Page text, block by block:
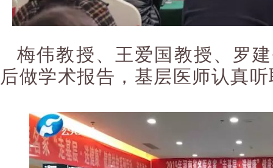
梅伟教授、王爱国教授、罗
后做学术报告，基层医师认真